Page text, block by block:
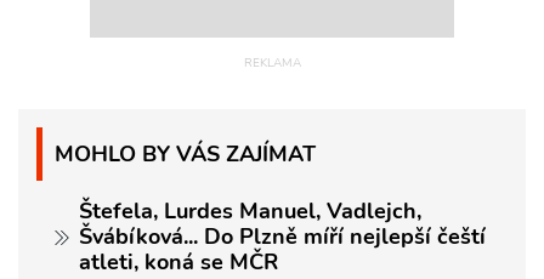
MOHLO BY VÁS ZAJÍMAT
Štefela, Lurdes Manuel, Vadlejch,
Švábíková... Do Plzně míří nejlepší čeští
atleti, koná se MČR